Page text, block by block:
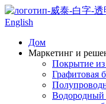
English
Дом
Маркетинг и
Покрытие
Графитовая
Водородный